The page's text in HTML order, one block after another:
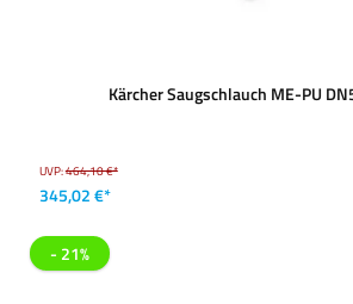
Kärcher Saugschlauch ME-PU
UVP:464,10 €*
345,02 €*
- 21%